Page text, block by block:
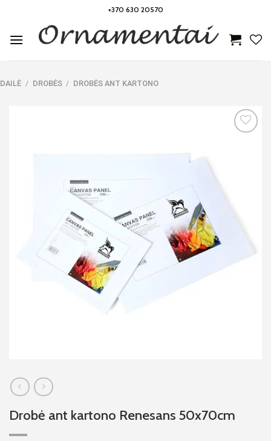
content
+370 630 20570
DAILĖ / DROBĖS / DROBĖS ANT KARTONO
Drobė ant kartono Renesans 50x70cm